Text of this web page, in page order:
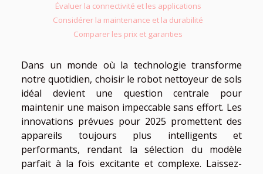
Évaluer la connectivité et les applications
Considérer la maintenance et la durabilité
Comparer les prix et garanties
Dans un monde où la technologie transforme
notre quotidien, choisir le robot nettoyeur de sols
idéal devient une question centrale pour
maintenir une maison impeccable sans effort. Les
innovations prévues pour 2025 promettent des
appareils toujours plus intelligents et
performants, rendant la sélection du modèle
parfait à la fois excitante et complexe. Laissez-